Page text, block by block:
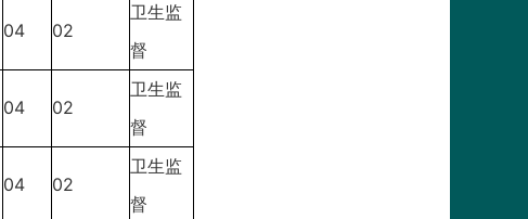
04 02
卫生监
督
04 02
卫生监
督
04 02
卫生监
督